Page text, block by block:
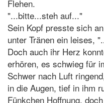
Flehen.
"...bitte...steh auf..."
Sein Kopf presste sich
unter Tränen ein leises,
Doch auch ihr Herz
erhören, es schwieg für
Schwer nach Luft
in die Augen, tief in ihm
Fünkchen Hoffnung,